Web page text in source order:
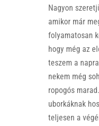
Nagyon
amikor már
folyamatosan
hogy még az
teszem a
nekem még
ropogós
uborkáknak
teljesen a